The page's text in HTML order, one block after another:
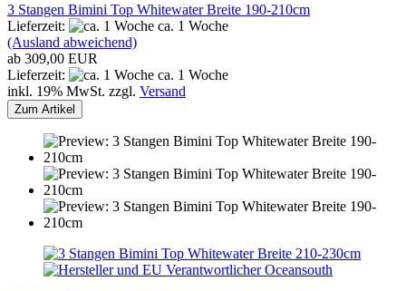
3 Stangen Bimini Top Whitewater Breite 190-210cm
Lieferzeit:
ca. 1 Woche
(Ausland abweichend)
ab 309,00 EUR
Lieferzeit:
ca. 1 Woche
inkl. 19% MwSt. zzgl. Versand
Zum Artikel